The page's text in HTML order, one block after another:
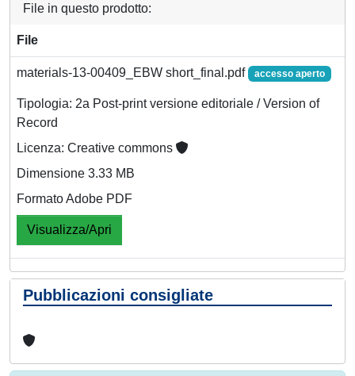
File in questo prodotto:
File
materials-13-00409_EBW short_final.pdf accesso aperto
Tipologia: 2a Post-print versione editoriale / Version of
Record
Licenza: Creative commons
Dimensione 3.33 MB
Formato Adobe PDF
Visualizza/Apri
Pubblicazioni consigliate